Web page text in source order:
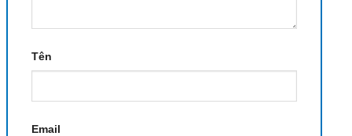
Tên
Email